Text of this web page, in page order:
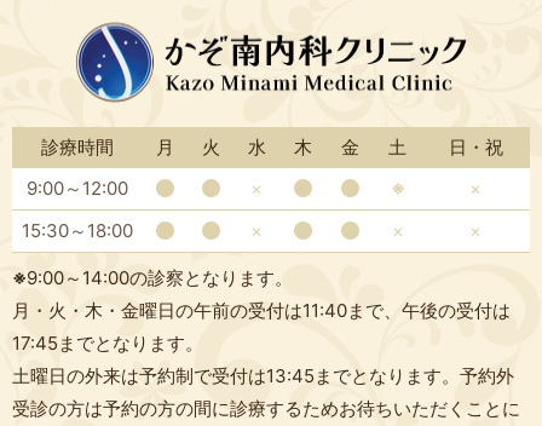
診療時間 月 火 水 木 金 土
日・祝
9:00～12:00
× ※
×
15:30～18:00
× × ×
※9:00～14:00の診察となります。
月・火・木・金曜日の午前の受付は11:40まで、午後の受付は
17:45までとなります。
土曜日の外来は予約制で受付は13:45までとなります。予約外
受診の方は予約の方の間に診療するためお待ちいただくことに